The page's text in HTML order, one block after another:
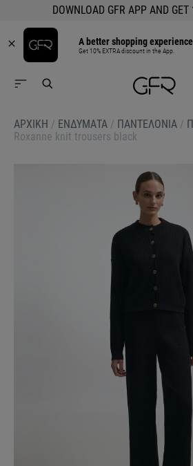
DOWNLOAD GFR APP AND GET
A better shopping
Get 10% EXTRA discount in the App.
ΑΡΧΙΚΉ / ΕΝΔΥΜΑΤΑ / ΠΑΝΤΕΛΟΝΙΑ /
Roxanne knit trousers black